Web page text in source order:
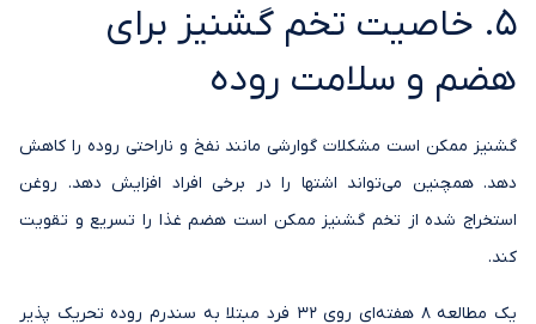
5. خاصیت تخم گشنیز برای
هضم و سلامت روده
گشنیز ممکن است مشکلات گوارشی مانند نفخ و ناراحتی روده را کاهش
دهد. همچنین می‌تواند اشتها را در برخی افراد افزایش دهد. روغن
استخراج شده از تخم گشنیز ممکن است هضم غذا را تسریع و تقویت
کند.
یک مطالعه 8 هفته‌ای روی 32 فرد مبتلا به سندرم روده تحریک پذیر